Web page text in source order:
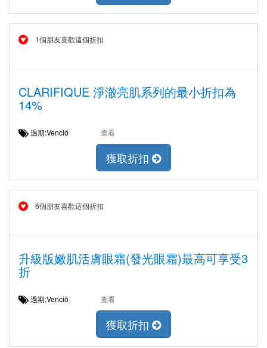
1個朋友喜歡這個折扣
CLARIFIQUE 淨澈亮肌系列的最小折扣為
14%
過期:Venció 查看
獲取折扣
6個朋友喜歡這個折扣
升級版嫩肌活膚眼霜(發光眼霜)最高可享受3
折
過期:Venció 查看
獲取折扣